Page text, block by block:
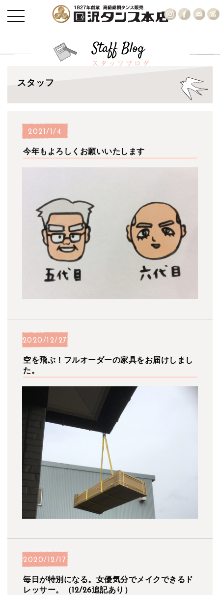
スタッフ
2021/1/4
今年もよろしくお願いいたします
2020/12/27
空を飛ぶ！フルオーダーの家具をお届けしまし
た。
2020/12/17
毎日が特別になる。女優気分でメイクできるド
レッサー。（12/26追記あり）